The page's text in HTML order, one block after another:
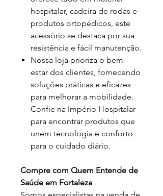
hospitalar, cadeira de rodas e
produtos ortopédicos, este
acessório se destaca por sua
resistência e fácil manutenção.
Nossa loja prioriza o bem-
estar dos clientes, fornecendo
soluções práticas e eficazes
para melhorar a mobilidade.
Confie na Império Hospitalar
para encontrar produtos que
unem tecnologia e conforto
para o cuidado diário.
Compre com Quem Entende de
Saúde em Fortaleza